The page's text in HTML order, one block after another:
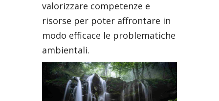
valorizzare competenze e
risorse per poter affrontare in
modo efficace le problematiche
ambientali.